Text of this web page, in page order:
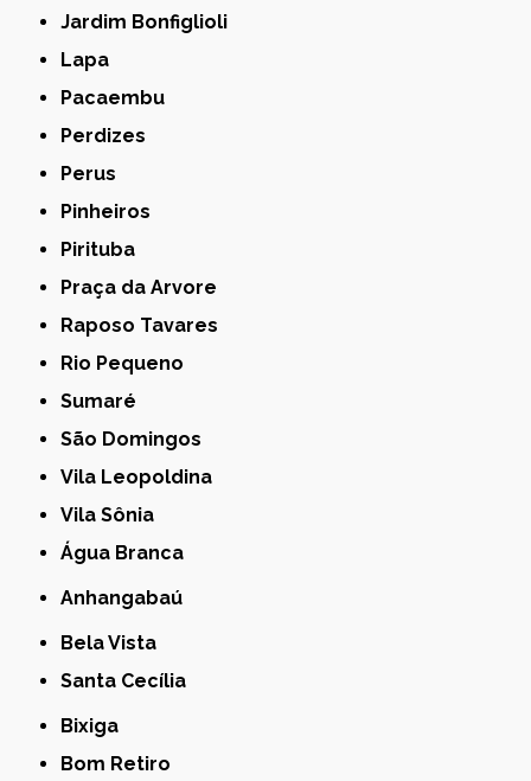
Jardim Bonfiglioli
Lapa
Pacaembu
Perdizes
Perus
Pinheiros
Pirituba
Praça da Arvore
Raposo Tavares
Rio Pequeno
Sumaré
São Domingos
Vila Leopoldina
Vila Sônia
Água Branca
Anhangabaú
Bela Vista
Santa Cecília
Bixiga
Bom Retiro